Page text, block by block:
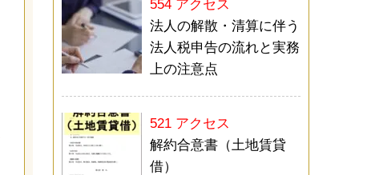
554 アクセス
法人の解散・清算に伴う
法人税申告の流れと実務
上の注意点
521 アクセス
解約合意書（土地賃貸
借）